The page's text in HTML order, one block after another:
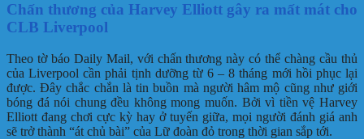
Chấn thương của Harvey Elliott gây ra mất mát cho
CLB Liverpool
Theo tờ báo Daily Mail, với chấn thương này có thể chàng cầu thủ
của Liverpool cần phải tịnh dưỡng từ 6 – 8 tháng mới hồi phục lại
được. Đây chắc chắn là tin buồn mà người hâm mộ cũng như giới
bóng đá nói chung đều không mong muốn. Bởi vì tiền vệ Harvey
Elliott đang chơi cực kỳ hay ở tuyến giữa, mọi người đánh giá anh
sẽ trở thành “át chủ bài” của Lữ đoàn đỏ trong thời gian sắp tới.